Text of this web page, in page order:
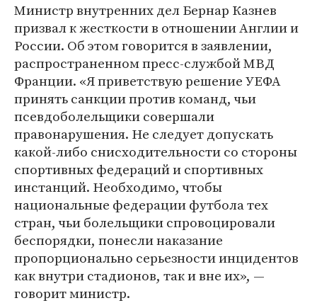
Министр внутренних дел Бернар Казнев
призвал к жесткости в отношении Англии и
России. Об этом говорится в заявлении,
распространенном пресс-службой МВД
Франции. «Я приветствую решение УЕФА
принять санкции против команд, чьи
псевдоболельщики совершали
правонарушения. Не следует допускать
какой-либо снисходительности со стороны
спортивных федераций и спортивных
инстанций. Необходимо, чтобы
национальные федерации футбола тех
стран, чьи болельщики спровоцировали
беспорядки, понесли наказание
пропорционально серьезности инцидентов
как внутри стадионов, так и вне их», —
говорит министр.